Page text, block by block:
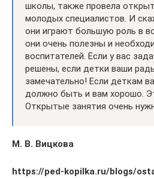
школы, также провела
молодых специалистов. И
они играют большую роль в
они очень полезны и
воспитателей. Если у вас
решены, если детки ваши
замечательно! Если деткам
должно быть и вам хорошо.
Открытые занятия очень
М. В. Вицкова
https://ped-kopilka.ru/blogs/